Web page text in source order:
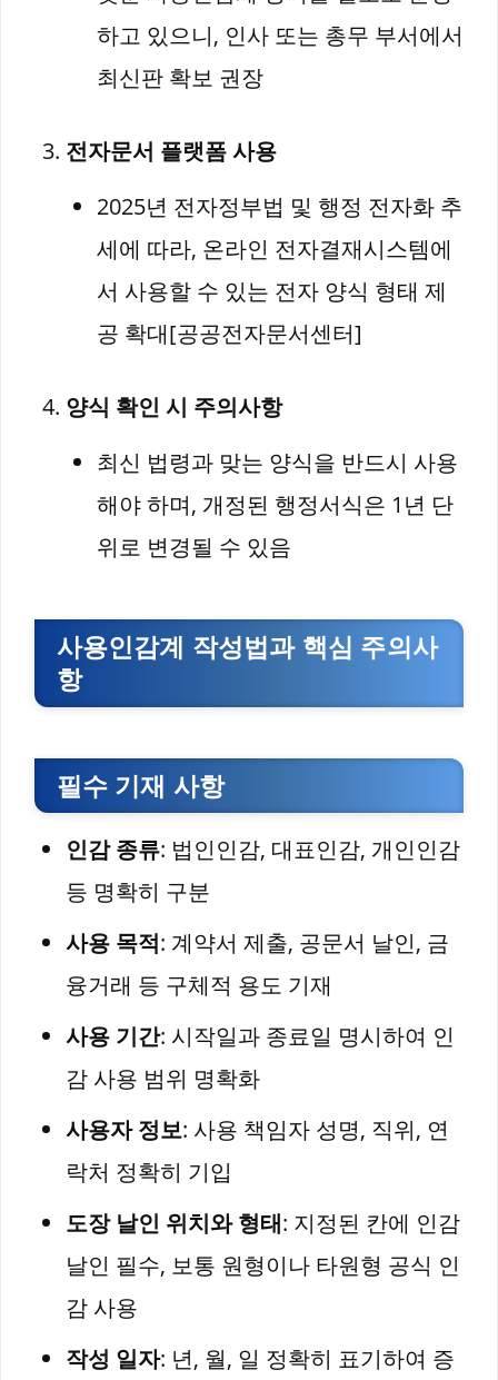
하고 있으니, 인사 또는 총무 부서에서
최신판 확보 권장
전자문서 플랫폼 사용
2025년 전자정부법 및 행정 전자화 추
세에 따라, 온라인 전자결재시스템에
서 사용할 수 있는 전자 양식 형태 제
공 확대[공공전자문서센터]
양식 확인 시 주의사항
최신 법령과 맞는 양식을 반드시 사용
해야 하며, 개정된 행정서식은 1년 단
위로 변경될 수 있음
사용인감계 작성법과 핵심 주의사
항
필수 기재 사항
인감 종류: 법인인감, 대표인감, 개인인감
등 명확히 구분
사용 목적: 계약서 제출, 공문서 날인, 금
융거래 등 구체적 용도 기재
사용 기간: 시작일과 종료일 명시하여 인
감 사용 범위 명확화
사용자 정보: 사용 책임자 성명, 직위, 연
락처 정확히 기입
도장 날인 위치와 형태: 지정된 칸에 인감
날인 필수, 보통 원형이나 타원형 공식 인
감 사용
작성 일자: 년, 월, 일 정확히 표기하여 증